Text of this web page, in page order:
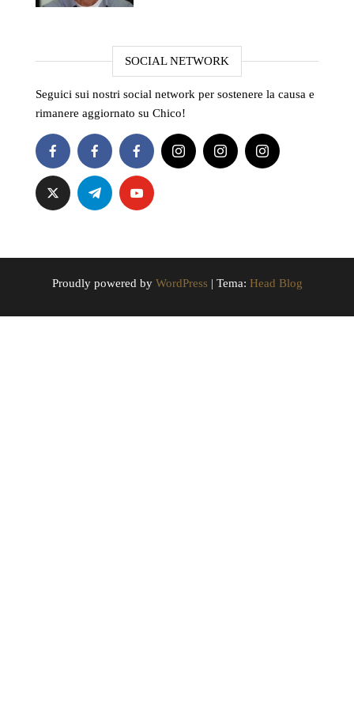
SOCIAL NETWORK
Seguici sui nostri social network per sostenere la causa e
rimanere aggiornato su Chico!
Proudly powered by WordPress | Tema: Head Blog